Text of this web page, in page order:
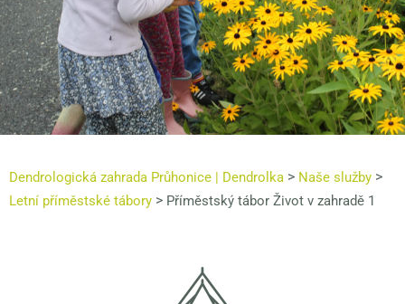
Dendrologická zahrada Průhonice | Dendrolka > Naše služby >
Letní příměstské tábory > Příměstský tábor Život v zahradě 1